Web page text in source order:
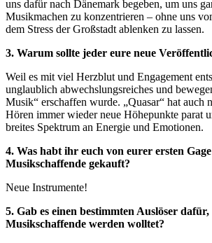
uns dafür nach Dänemark begeben, um uns
Musikmachen zu konzentrieren – ohne uns
dem Stress der Großstadt ablenken zu lassen.
3. Warum sollte jeder eure neue
Weil es mit viel Herzblut und Engagement
unglaublich abwechslungsreiches und
Musik“ erschaffen wurde. „Quasar“ hat auch
Hören immer wieder neue Höhepunkte parat
breites Spektrum an Energie und Emotionen.
4. Was habt ihr euch von eurer ersten
Musikschaffende gekauft?
Neue Instrumente!
5. Gab es einen bestimmten Auslöser
Musikschaffende werden wolltet?